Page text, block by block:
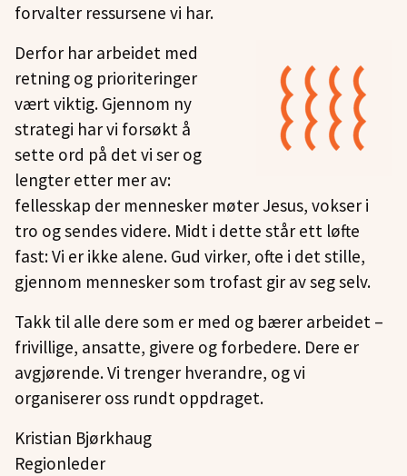
forvalter ressursene vi har.
Derfor har arbeidet med
retning og prioriteringer
vært viktig. Gjennom ny
strategi har vi forsøkt å
sette ord på det vi ser og
lengter etter mer av:
fellesskap der mennesker møter Jesus, vokser i
tro og sendes videre. Midt i dette står ett løfte
fast: Vi er ikke alene. Gud virker, ofte i det stille,
gjennom mennesker som trofast gir av seg selv.
Takk til alle dere som er med og bærer arbeidet –
frivillige, ansatte, givere og forbedere. Dere er
avgjørende. Vi trenger hverandre, og vi
organiserer oss rundt oppdraget.
Kristian Bjørkhaug
Regionleder